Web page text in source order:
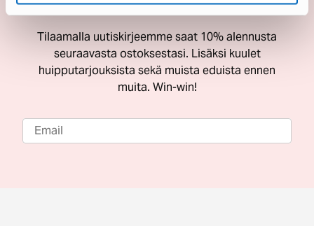
ostoksestasi
Tilaamalla uutiskirjeemme saat 10% alennusta
seuraavasta ostoksestasi. Lisäksi kuulet
huipputarjouksista sekä muista eduista ennen
muita. Win-win!